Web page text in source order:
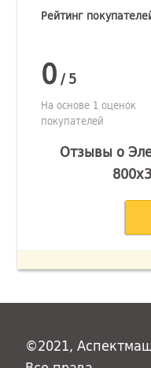
Рейтинг
0/5
На основе 1 оценок
покупателей
Отзывы о
©2021,